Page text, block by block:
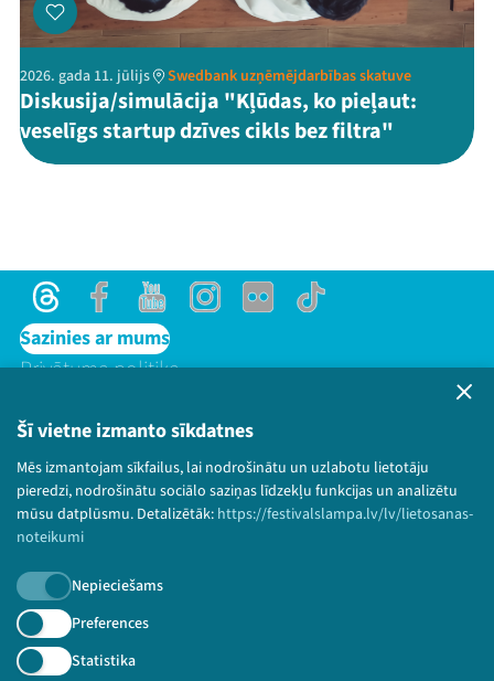
Šī vietne izmanto sīkdatnes
Mēs izmantojam sīkfailus, lai nodrošinātu un uzlabotu lietotāju
pieredzi, nodrošinātu sociālo saziņas līdzekļu funkcijas un analizētu
mūsu datplūsmu. Detalizētāk: https://festivalslampa.lv/lv/lietosanas-
noteikumi
Nepieciešams
Preferences
Statistika
2026. gada 11. jūlijs Swedbank uzņēmējdarbības skatuve
Diskusija/simulācija "Kļūdas, ko pieļaut:
veselīgs startup dzīves cikls bez filtra"
ThreadsFacebookYoutubeInstagram
Flick TikTok
Sazinies ar mums
Privātuma politika
Bērnu aizsardzības politika
© 2026 Sarunu festivāls LAMPA Visas tiesības
paturētas.
Piesakies jaunumiem!
Nepalaid garām aktuālāko informāciju!